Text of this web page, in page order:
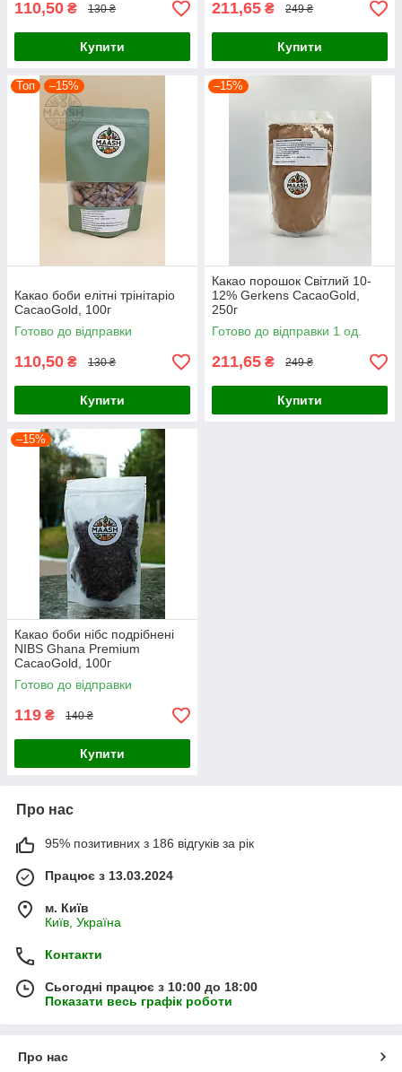
110,50 ₴ 130 ₴
Купити
211,65 ₴ 249 ₴
Купити
Топ –15%
Какао боби елітні трінітаріо
CacaoGold, 100г
Готово до відправки
110,50 ₴ 130 ₴
Купити
–15%
Какао порошок Світлий 10-
12% Gerkens CacaoGold,
250г
Готово до відправки 1 од.
211,65 ₴ 249 ₴
Купити
–15%
Какао боби нібс подрібнені
NIBS Ghana Premium
CacaoGold, 100г
Готово до відправки
119 ₴ 140 ₴
Купити
Про нас
95% позитивних з 186 відгуків за рік
Працює з 13.03.2024
м. Київ
Київ, Україна
Контакти
Сьогодні працює з 10:00 до 18:00
Показати весь графік роботи
Про нас